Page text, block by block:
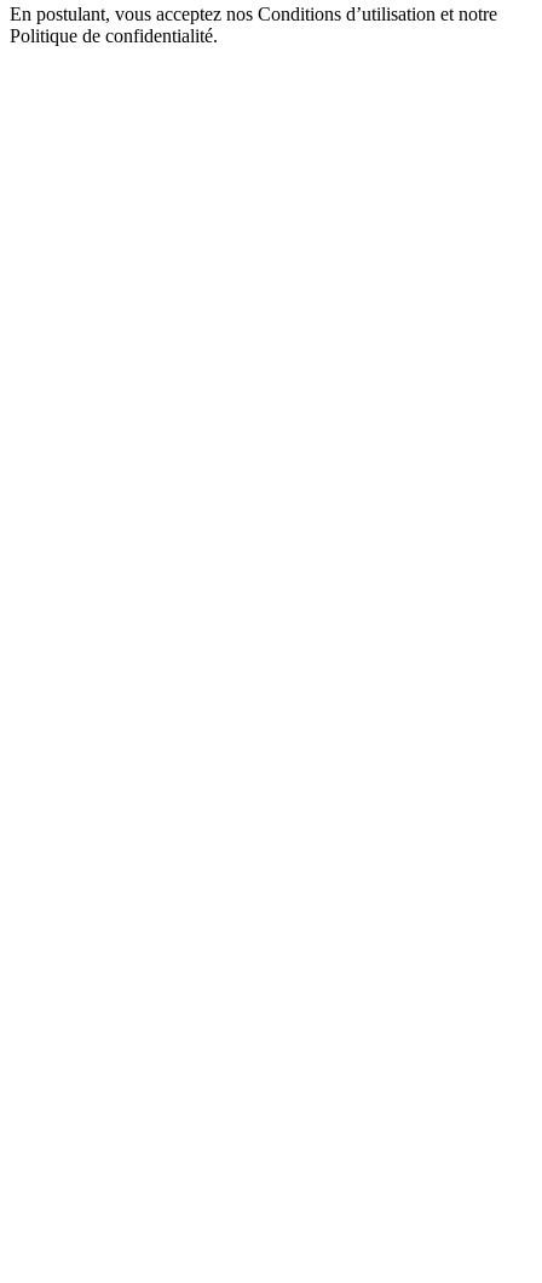
En postulant, vous acceptez nos Conditions d’utilisation et notre
Politique de confidentialité.